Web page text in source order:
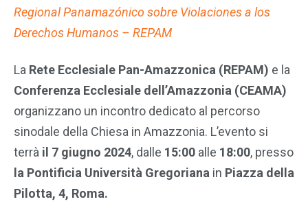
Regional Panamazónico sobre Violaciones a los
Derechos Humanos – REPAM
La Rete Ecclesiale Pan-Amazzonica (REPAM) e la
Conferenza Ecclesiale dell’Amazzonia (CEAMA)
organizzano un incontro dedicato al percorso
sinodale della Chiesa in Amazzonia. L’evento si
terrà il 7 giugno 2024, dalle 15:00 alle 18:00, presso
la Pontificia Università Gregoriana in Piazza della
Pilotta, 4, Roma.